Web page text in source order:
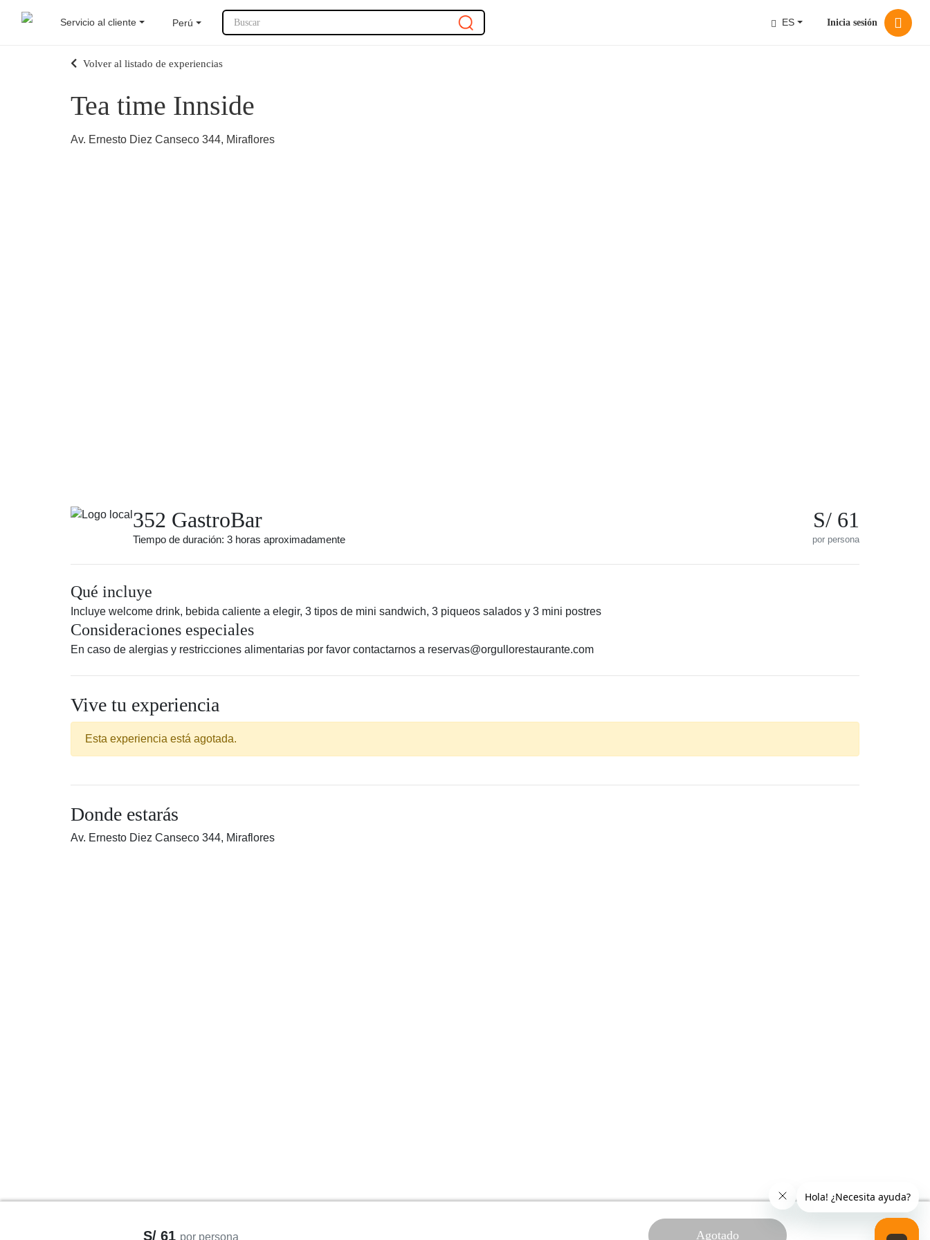
Servicio al cliente Perú Buscar ES Inicia sesión
Volver al listado de experiencias
Tea time Innside
Av. Ernesto Diez Canseco 344, Miraflores
352 GastroBar
Tiempo de duración: 3 horas aproximadamente
S/ 61
por persona
Qué incluye
Incluye welcome drink, bebida caliente a elegir, 3 tipos de mini sandwich, 3 piqueos salados y 3 mini postres
Consideraciones especiales
En caso de alergias y restricciones alimentarias por favor contactarnos a reservas@orgullorestaurante.com
Vive tu experiencia
Esta experiencia está agotada.
Donde estarás
Av. Ernesto Diez Canseco 344, Miraflores
S/ 61 por persona Agotado